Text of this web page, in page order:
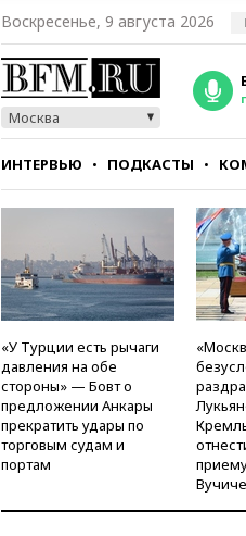
Воскресенье, 9 августа 2026
Москва
ИНТЕРВЬЮ ПОДКАСТЫ
СТИЛЬ ТЕСТЫ
«У Турции есть рычаги
давления на обе
стороны» — Бовт о
предложении Анкары
прекратить удары по
торговым судам и
портам